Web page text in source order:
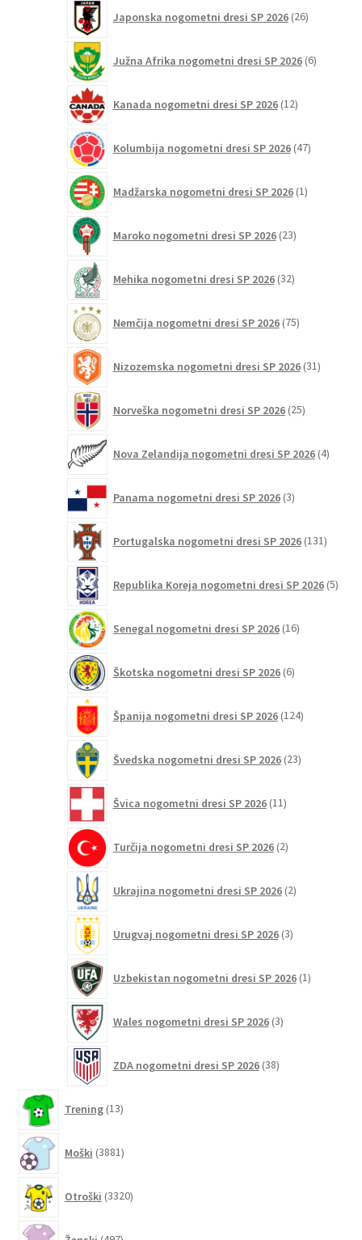
Japonska nogometni dresi SP 2026 26izdelkov
Južna Afrika nogometni dresi SP 2026 6izdelkov
Kanada nogometni dresi SP 2026 12izdelkov
Kolumbija nogometni dresi SP 2026 47izdelkov
Madžarska nogometni dresi SP 2026 1izdelek
Maroko nogometni dresi SP 2026 23izdelkov
Mehika nogometni dresi SP 2026 32izdelkov
Nemčija nogometni dresi SP 2026 75izdelkov
Nizozemska nogometni dresi SP 2026 31izdelkov
Norveška nogometni dresi SP 2026 25izdelkov
Nova Zelandija nogometni dresi SP 2026 4izdelki
Panama nogometni dresi SP 2026 3izdelki
Portugalska nogometni dresi SP 2026 131
Republika Koreja nogometni dresi SP 2026 5
Senegal nogometni dresi SP 2026 16izdelkov
Škotska nogometni dresi SP 2026 6izdelkov
Španija nogometni dresi SP 2026 124izdelkov
Švedska nogometni dresi SP 2026 23izdelkov
Švica nogometni dresi SP 2026 11izdelkov
Turčija nogometni dresi SP 2026 2izdelka
Ukrajina nogometni dresi SP 2026 2izdelka
Urugvaj nogometni dresi SP 2026 3izdelki
Uzbekistan nogometni dresi SP 2026 1izdelek
Wales nogometni dresi SP 2026 3izdelki
ZDA nogometni dresi SP 2026 38izdelkov
Trening 13izdelkov
Moški 3881izdelkov
Otroški 3320izdelkov